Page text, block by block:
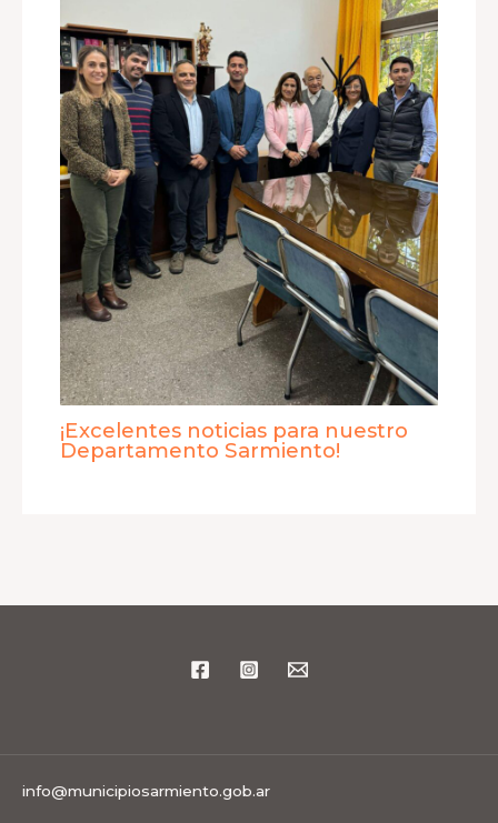
¡Excelentes noticias para nuestro
Departamento Sarmiento!
info@municipiosarmiento.gob.ar